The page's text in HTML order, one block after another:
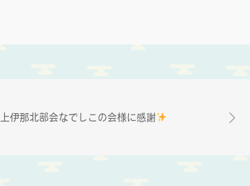
上伊那北部会なでしこの会様に感謝